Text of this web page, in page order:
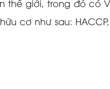
thế giới, trong đó có
cơ như sau: